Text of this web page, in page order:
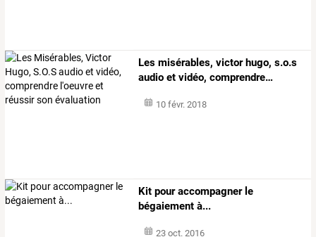
Les misérables, victorhugo, s.o.s
audio et vidéo, comprendre…
10 févr. 2018
Kit pour accompagner le
bégaiement à...
23 oct. 2016